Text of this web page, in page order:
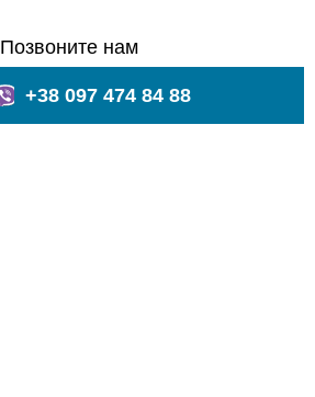
Позвоните нам
+38 097 474 84 88